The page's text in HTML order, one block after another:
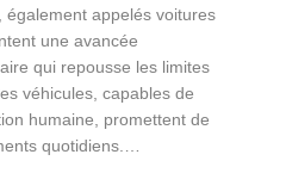
également appelés voitures
une avancée
qui repousse les limites
véhicules, capables de
humaine, promettent de
quotidiens.…